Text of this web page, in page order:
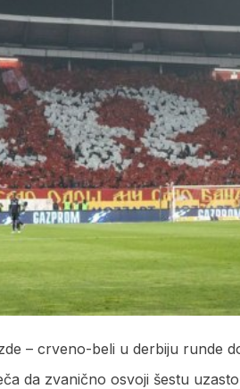
– crveno-beli u derbiju runde
da zvanično osvoji šestu